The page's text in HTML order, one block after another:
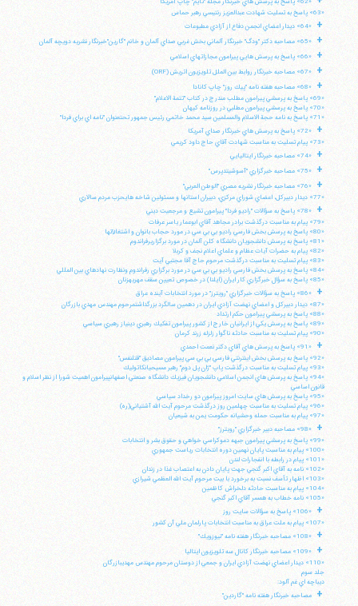
«63» پاسخ به تسليت شهادت عبدالعزيز رنتيسي رهبر حماس
+ «64» ديدار اعضاي انجمن دفاع از آزادي مطبوعات
+ «65» مصاحبه دكتر "ودگ" خبرنگار آلماني بخش غربي صداي آلمان و خانم "گارين"خبرنگار نشريه دويچه آلمان
+ «66» پاسخ به پرسش هايي پيرامون مجازاتهاي اسلامي
+ «67» مصاحبه خبرنگار روابط بين الملل تلويزيون اتريش (ORF)
+
«68» مصاحبه هفته نامه "پيك روز" چاپ كانادا
«69» پاسخ به پرسشي پيرامون مطلب مندرج در كتاب "تتمة الاعلام"
«70» پاسخ به پرسشي پيرامون مطلبي در روزنامه كيهان
«71» پاسخ به نامه حجة الاسلام والمسلمين سيد محمد خاتمي رئيس جمهور تحتعنوان "نامه اي براي فردا"
+
«72» پاسخ به پرسش هاي خبرنگار صداي آمريكا
«73» پيام تسليت به مناسبت شهادت آقاي حاج داود كريمي
+ «74» مصاحبه خبرنگار ايتاليايي
+ «75» مصاحبه خبرگزاري "آسوشيتدپرس"
+
«76» مصاحبه خبرنگار نشريه مصري "الوطن العربي"
«77» ديدار دبيركل، اعضاي شوراي مركزي، دبيران استانها و مسئولين شاخه هايحزب مردم سالاري
+
«78» پاسخ به سؤالات "راديو فردا" پيرامون تشيع و مرجعيت ديني
«79» پيام به مناسبت درگذشت برادر مجاهد آقاي ابوعمار ياسر عرفات
«80» پاسخ به پرسش بخش فارسي راديو بي بي سي در مورد حجاب بانوان و اشتغالآنها
«81» پاسخ به پرسش دانشجويان دانشگاه كلن آلمان در مورد برگزاريرفراندوم
«82» پيام به حضرات آيات عظام و علماي اعلام نجف و كربلا
«83» پيام تسليت به مناسبت درگذشت مرحوم حاج آقا مجتبي آيت
«84» پاسخ به پرسش بخش فارسي راديو بي بي سي در مورد برگزاري رفراندوم ونظارت نهادهاي بين المللي
«85» پاسخ به سؤال خبرگزاري كار ايران (ايلنا) در خصوص تعيين سقف مهريهزنان
+
«86» پاسخ به سؤالات خبرگزاري "رويترز" در مورد انتخابات آينده عراق
«87» ديدار دبيركل و اعضاي نهضت آزادي ايران در دهمين سالگرد بزرگداشتمرحوم مهندس مهدي بازرگان
«88» پاسخ به پرسشي پيرامون حكم ارتداد
«89» پاسخ به پرسش يكي از ايرانيان خارج از كشور پيرامون تفكيك رهبري دينياز رهبري سياسي
«90» پيام تسليت به مناسبت حادثه ناگوار زلزله زرند كرمان
+
«91» پاسخ به پرسش هاي آقاي دكتر نعمت احمدي
«92» پاسخ به پرسش بخش اينترنتي فارسي بي بي سي پيرامون مصاديق "قتلنفس"
«93» پيام تسليت به مناسبت درگذشت پاپ "ژان پل دوم" رهبر مسيحيانكاتوليك
«94» پاسخ به پرسش هاي انجمن اسلامي دانشجويان فيزيك دانشگاه صنعتي اصفهانپيرامون اهميت شورا از نظر اسلام و
قانون اساسي
«95» پاسخ به پرسش هاي سايت امروز پيرامون دو رخداد سياسي
«96» پيام تسليت به مناسبت چهلمين روز درگذشت مرحوم آيت الله آشتياني(ره)
«97» پيام به مناسبت حمله وحشيانه حكومت يمن به شيعيان
+
«98» مصاحبه دبير خبرگزاري "رويترز"
«99» پاسخ به پرسشي پيرامون جبهه دموكراسي خواهي و حقوق بشر و انتخابات
«100» پيام به مناسبت پايان نهمين دوره انتخابات رياست جمهوري
«101» پيام در رابطه با انفجارات لندن
«102» نامه به آقاي اكبر گنجي جهت پايان دادن به اعتصاب غذا در زندان
«103» اظهار تأسف نسبت به برخورد با بيت مرحوم آيت الله العظمي شيرازي
«104» پيام به مناسبت حادثه دلخراش كاظمين
«105» نامه خطاب به همسر آقاي اكبر گنجي
+
«106» پاسخ به سؤالات سايت روز
«107» پيام به ملت عراق به مناسبت انتخابات پارلمان ملي آن كشور
+ «108» مصاحبه خبرنگار هفته نامه "نيوزويك"
+
«109» مصاحبه خبرنگار كانال سه تلويزيون ايتاليا
«110» ديدار اعضاي نهضت آزادي ايران و جمعي از دوستان مرحوم مهندس مهديبازرگان
جلد سوم
ديباچه اي غم آلود:
+ مصاحبه خبرنگار هفته نامه "گاردين"